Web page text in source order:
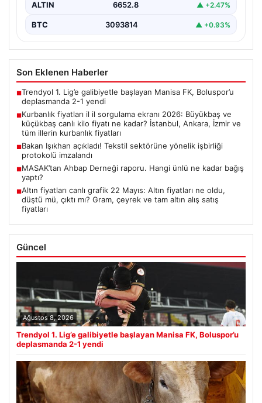
ALTIN 6652.8 ▲ +2.47%
BTC 3093814 ▲ +0.93%
Son Eklenen Haberler
■Trendyol 1. Lig’e galibiyetle başlayan Manisa FK, Boluspor’u
deplasmanda 2-1 yendi
■Kurbanlık fiyatları il il sorgulama ekranı 2026: Büyükbaş ve
küçükbaş canlı kilo fiyatı ne kadar? İstanbul, Ankara, İzmir ve
tüm illerin kurbanlık fiyatları
■Bakan Işıkhan açıkladı! Tekstil sektörüne yönelik işbirliği
protokolü imzalandı
■MASAK’tan Ahbap Derneği raporu. Hangi ünlü ne kadar bağış
yaptı?
■Altın fiyatları canlı grafik 22 Mayıs: Altın fiyatları ne oldu,
düştü mü, çıktı mı? Gram, çeyrek ve tam altın alış satış
fiyatları
Güncel
Ağustos 8, 2026
Trendyol 1. Lig’e galibiyetle başlayan Manisa FK, Boluspor’u
deplasmanda 2-1 yendi